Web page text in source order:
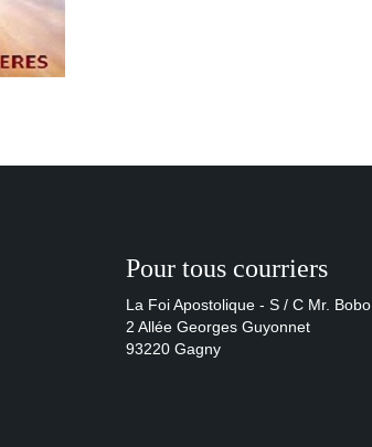
Pour tous courriers
La Foi Apostolique - S / C Mr. Bobo
2 Allée Georges Guyonnet
93220 Gagny